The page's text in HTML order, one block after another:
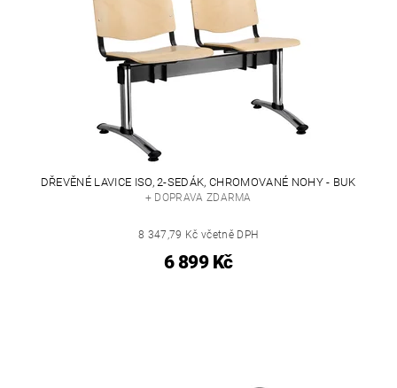
DŘEVĚNÉ LAVICE ISO, 2-SEDÁK, CHROMOVANÉ NOHY - BUK
+ DOPRAVA ZDARMA
8 347,79 Kč včetně DPH
6 899 Kč